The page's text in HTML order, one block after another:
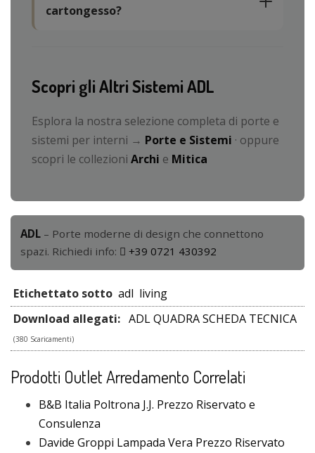
cartongesso?
Scopri gli Altri Sistemi ADL
Esplora la nostra selezione completa di porte e
sistemi per interni → Porte e Sistemi · oppure
scopri le collezioni Archi e Mitica
ADL – Porte moderne di design che connettono
spazi. Richiedi info:
+39 0721 430392
Etichettato sotto adl living
Download allegati: ADL QUADRA SCHEDA TECNICA
(380 Scaricamenti)
Prodotti Outlet Arredamento Correlati
B&B Italia Poltrona J.J. Prezzo Riservato e
Consulenza
Davide Groppi Lampada Vera Prezzo Riservato